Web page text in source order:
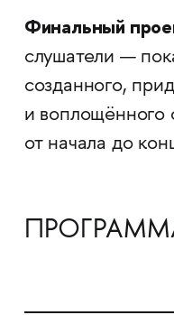
Финальный
слушатели —
созданного,
и воплощённого
от начала до